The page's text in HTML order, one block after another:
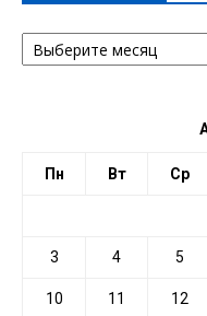
АРХИВ
ПО
Пн Вт Ср
3 4 5
10 11 12